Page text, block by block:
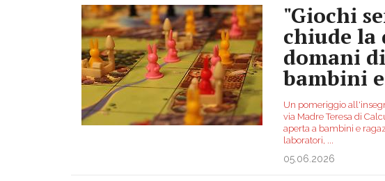
"Giochi
chiude la
domani
bambini
Un pomeriggio
via Madre Teresa di
aperta a bambini e
laboratori,
05.06.2026